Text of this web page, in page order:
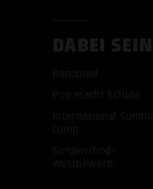
DABEI SEIN
Bandpool
Pop macht Schule
International
Camp
Songwriting-
Wettbewerb